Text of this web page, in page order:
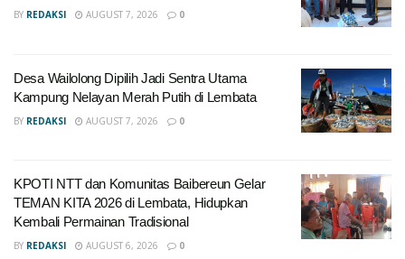
BY REDAKSI AUGUST 7, 2026 0
Desa Wailolong Dipilih Jadi Sentra Utama
Kampung Nelayan Merah Putih di Lembata
BY REDAKSI AUGUST 7, 2026 0
KPOTI NTT dan Komunitas Baibereun Gelar
TEMAN KITA 2026 di Lembata, Hidupkan
Kembali Permainan Tradisional
BY REDAKSI AUGUST 6, 2026 0